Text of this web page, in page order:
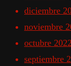
diciembre
noviembre
octubre 2022
septiembre